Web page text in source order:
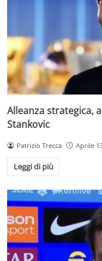
Alleanza strategica,
Stankovic
Patrizio Trecca Aprile
Leggi di più